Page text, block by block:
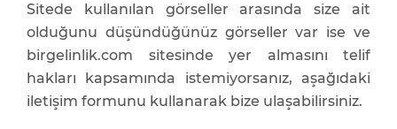
Sitede kullanılan görseller arasında size ait
olduğunu düşündüğünüz görseller var ise ve
birgelinlik.com sitesinde yer almasını telif
hakları kapsamında istemiyorsanız, aşağıdaki
iletişim formunu kullanarak bize ulaşabilirsiniz.